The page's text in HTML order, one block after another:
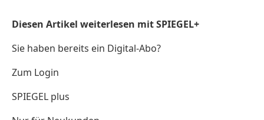
Diesen Artikel weiterlesen mit SPIEGEL+
Sie haben bereits ein Digital-Abo?
Zum Login
SPIEGEL plus